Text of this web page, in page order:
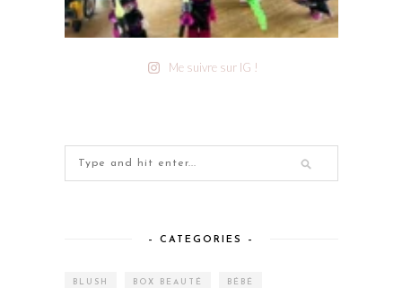
Me suivre sur IG !
– CATEGORIES –
BLUSH BOX BEAUTÉ BÉBÉ